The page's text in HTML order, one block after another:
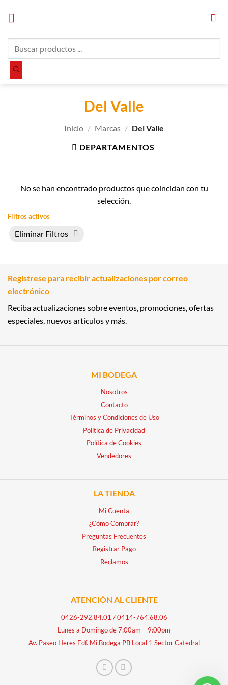
productos
Del Valle
Inicio / Marcas / Del Valle
DEPARTAMENTOS
No se han encontrado productos que coincidan con tu
selección.
Filtros activos
Eliminar Filtros
Regístrese para recibir actualizaciones por correo
electrónico
Reciba actualizaciones sobre eventos, promociones, ofertas
especiales, nuevos artículos y más.
MI BODEGA
Nosotros
Contacto
Términos y Condiciones de Uso
Política de Privacidad
Política de Cookies
Vendedores
LA TIENDA
Mi Cuenta
¿Cómo Comprar?
Preguntas Frecuentes
Registrar Pago
Reclamos
ATENCIÓN AL CLIENTE
0426-292.84.01 /0414-764.68.06
Lunes a Domingo de 7:00am – 9:00pm
Av. Paseo Heres Edf. Mi Bodega PB Local 1 Sector Catedral